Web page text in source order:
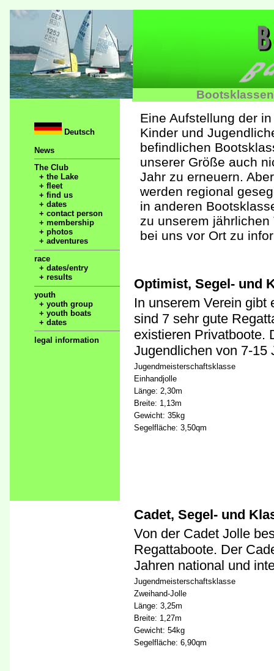
Deutsch
News
The Club
+ the Lake
+ fleet
+ find us
+ dates
+ contact person
+ membership
+ photos
+ adventures
race
+ dates/entry
+ results
youth
+ youth group
+ youth boats
+ dates
legal information
Eine Aufstellung der
Kinder und
befindlichen
unserer Größe auch
Jahr zu erneuern.
werden regional
in anderen
zu unserem
bei uns vor Ort zu
Optimist, Segel- und
In unserem Verein gibt
sind 7 sehr gute
existieren Privatboote.
Jugendlichen von 7-15
Jugendmeisterschaftsklasse
Einhandjolle
Länge: 2,30m
Breite: 1,13m
Gewicht: 35kg
Segelfläche: 3,50qm
Cadet, Segel- und
Von der Cadet Jolle
Regattaboote. Der
Jahren national und
Jugendmeisterschaftsklasse
Zweihand-Jolle
Länge: 3,25m
Breite: 1,27m
Gewicht: 54kg
Segelfläche: 6,90qm